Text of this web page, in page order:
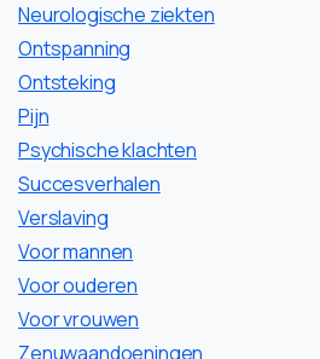
Neurologische ziekten
Ontspanning
Ontsteking
Pijn
Psychische klachten
Succesverhalen
Verslaving
Voor mannen
Voor ouderen
Voor vrouwen
Zenuwaandoeningen